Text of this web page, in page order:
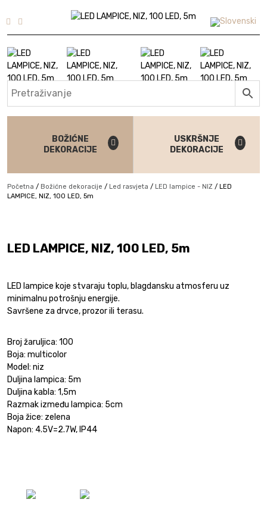
BOŽIĆNE
DEKORACIJE
USKRŠNJE
DEKORACIJE
Početna / Božićne dekoracije / Led rasvjeta / LED lampice - NIZ / LED
LAMPICE, NIZ, 100 LED, 5m
LED LAMPICE, NIZ, 100 LED, 5m
LED lampice koje stvaraju toplu, blagdansku atmosferu uz
minimalnu potrošnju energije.
Savršene za drvce, prozor ili terasu.
Broj žaruljica: 100
Boja: multicolor
Model: niz
Duljina lampica: 5m
Duljina kabla: 1,5m
Razmak između lampica: 5cm
Boja žice: zelena
Napon: 4.5V=2.7W, IP44